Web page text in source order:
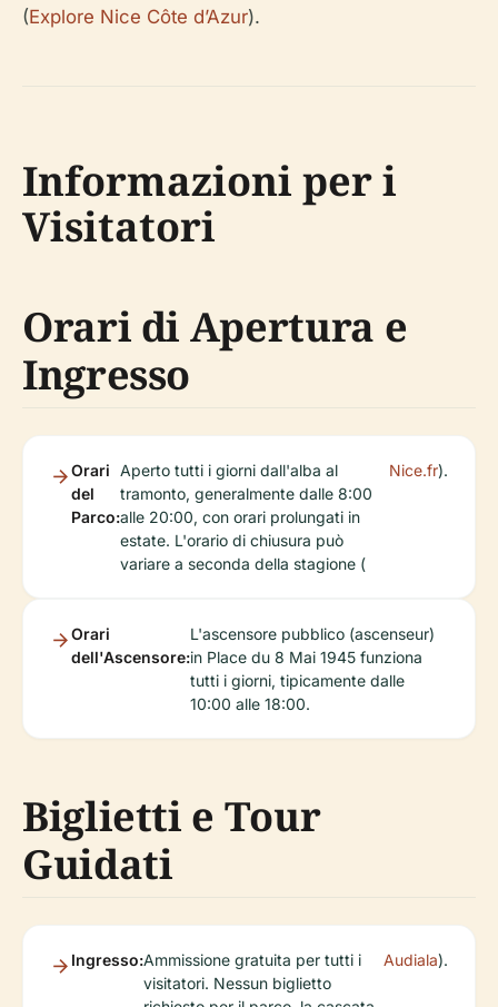
(Explore Nice Côte d’Azur).
Informazioni per i
Visitatori
Orari di Apertura e
Ingresso
Orari
del
Parco:
Aperto tutti i giorni dall'alba al
tramonto, generalmente dalle 8:00
alle 20:00, con orari prolungati in
estate. L'orario di chiusura può
variare a seconda della stagione (
Nice.fr).
Orari
dell'Ascensore:
L'ascensore pubblico (ascenseur)
in Place du 8 Mai 1945 funziona
tutti i giorni, tipicamente dalle
10:00 alle 18:00.
Biglietti e Tour
Guidati
Ingresso:Ammissione gratuita per tutti i
visitatori. Nessun biglietto
Audiala).